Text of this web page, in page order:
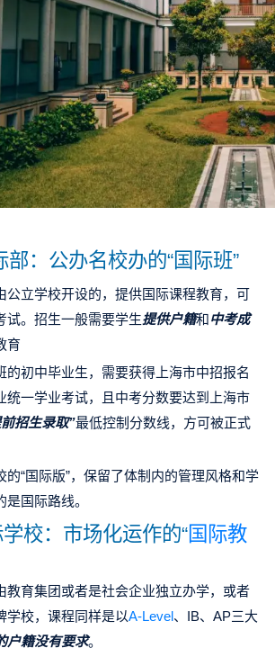
部：公办名校办的“国际班”
公立学校开设的，提供国际课程教育，可
试。招生一般需要学生提供户籍和中考成
育
的初中毕业生，需要获得上海市中招报名
统一学业考试，且中考分数要达到上海市
招生录取”最低控制分数线，方可被正式
的“国际版”，保留了体制内的管理风格和学
国际路线。
校：市场化运作的“国际教
教育集团或者是社会企业独立办学，或者
学校，课程同样是以A-Level、IB、AP三大
户籍没有要求。